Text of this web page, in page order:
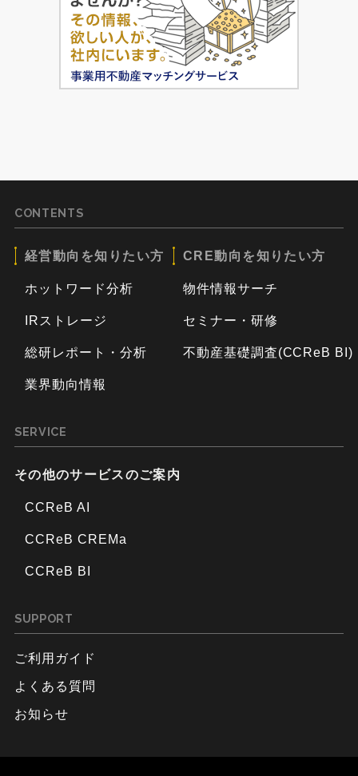
CONTENTS
経営動向を知りたい方
ホットワード分析
IRストレージ
総研レポート・分析
業界動向情報
CRE動向を知りたい方
物件情報サーチ
セミナー・研修
不動産基礎調査(CCReB BI)
SERVICE
その他のサービスのご案内
CCReB AI
CCReB CREMa
CCReB BI
SUPPORT
ご利用ガイド
よくある質問
お知らせ